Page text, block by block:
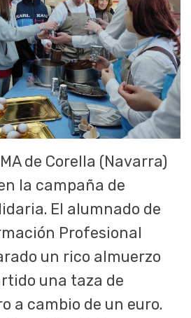
de Corella (Navarra)
la campaña de
El alumnado de
Profesional
un rico almuerzo
una taza de
a cambio de un euro.